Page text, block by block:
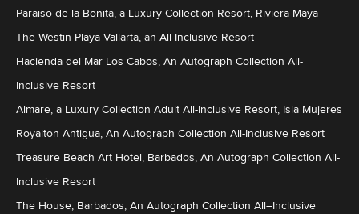
Paraiso de la Bonita, a Luxury Collection Resort, Riviera Maya
The Westin Playa Vallarta, an All-Inclusive Resort
Hacienda del Mar Los Cabos, An Autograph Collection All-
Inclusive Resort
Almare, a Luxury Collection Adult All-Inclusive Resort, Isla Mujeres
Royalton Antigua, An Autograph Collection All-Inclusive Resort
Treasure Beach Art Hotel, Barbados, An Autograph Collection All-
Inclusive Resort
The House, Barbados, An Autograph Collection All–Inclusive